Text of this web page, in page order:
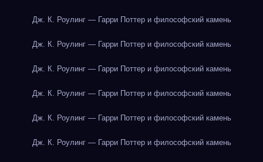
Дж. К. Роулинг — Гарри Поттер и философский камень
Дж. К. Роулинг — Гарри Поттер и философский камень
Дж. К. Роулинг — Гарри Поттер и философский камень
Дж. К. Роулинг — Гарри Поттер и философский камень
Дж. К. Роулинг — Гарри Поттер и философский камень
Дж. К. Роулинг — Гарри Поттер и философский камень